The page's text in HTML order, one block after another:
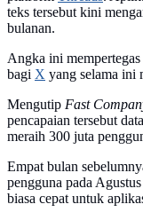
teks tersebut kini
bulanan.
Angka ini
bagi X yang selama ini
Mengutip Fast
pencapaian tersebut
meraih 300 juta
Empat bulan
pengguna pada
biasa cepat untuk